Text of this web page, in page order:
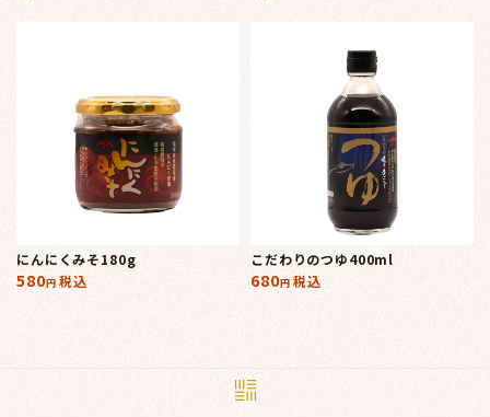
にんにくみそ180g
580 税込
こだわりのつゆ400ml
680 税込